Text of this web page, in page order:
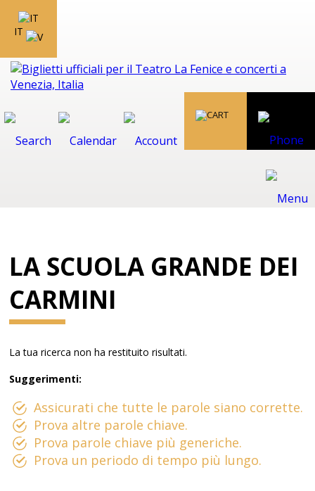
IT
LA SCUOLA GRANDE DEI
CARMINI
La tua ricerca non ha restituito risultati.
Suggerimenti:
Assicurati che tutte le parole siano corrette.
Prova altre parole chiave.
Prova parole chiave più generiche.
Prova un periodo di tempo più lungo.